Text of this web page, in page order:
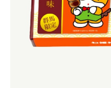
会社概要
お知らせ